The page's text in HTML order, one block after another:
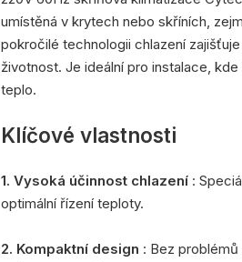
umístěná v krytech nebo skříních,
pokročilé technologii chlazení
životnost. Je ideální pro instalace,
teplo.
Klíčové vlastnosti
1. Vysoká účinnost chlazení :
optimální řízení teploty.
2. Kompaktní design : Bez